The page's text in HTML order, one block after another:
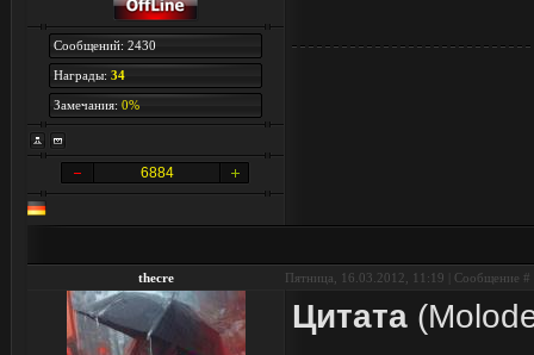
Сообщений: 2430
Награды: 34
Замечания: 0%
6884
thecre Пятница, 16.03.2012, 11:19 | Сообщение #
Цитата (